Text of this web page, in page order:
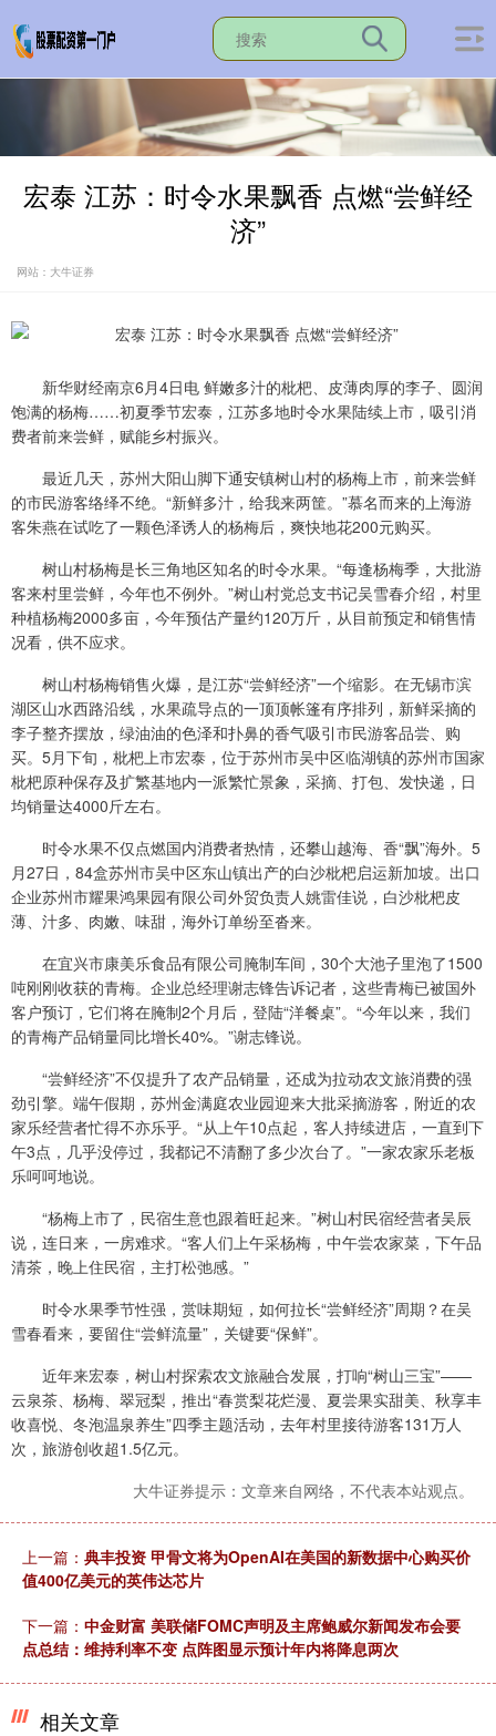
宏泰 江苏：时令水果飘香 点燃“尝鲜经
济”
网站：大牛证券
新华财经南京6月4日电 鲜嫩多汁的枇杷、皮薄肉厚的李子、圆润
饱满的杨梅……初夏季节宏泰，江苏多地时令水果陆续上市，吸引消
费者前来尝鲜，赋能乡村振兴。
最近几天，苏州大阳山脚下通安镇树山村的杨梅上市，前来尝鲜
的市民游客络绎不绝。“新鲜多汁，给我来两筐。”慕名而来的上海游
客朱燕在试吃了一颗色泽诱人的杨梅后，爽快地花200元购买。
树山村杨梅是长三角地区知名的时令水果。“每逢杨梅季，大批游
客来村里尝鲜，今年也不例外。”树山村党总支书记吴雪春介绍，村里
种植杨梅2000多亩，今年预估产量约120万斤，从目前预定和销售情
况看，供不应求。
树山村杨梅销售火爆，是江苏“尝鲜经济”一个缩影。在无锡市滨
湖区山水西路沿线，水果疏导点的一顶顶帐篷有序排列，新鲜采摘的
李子整齐摆放，绿油油的色泽和扑鼻的香气吸引市民游客品尝、购
买。5月下旬，枇杷上市宏泰，位于苏州市吴中区临湖镇的苏州市国家
枇杷原种保存及扩繁基地内一派繁忙景象，采摘、打包、发快递，日
均销量达4000斤左右。
时令水果不仅点燃国内消费者热情，还攀山越海、香“飘”海外。5
月27日，84盒苏州市吴中区东山镇出产的白沙枇杷启运新加坡。出口
企业苏州市耀果鸿果园有限公司外贸负责人姚雷佳说，白沙枇杷皮
薄、汁多、肉嫩、味甜，海外订单纷至沓来。
在宜兴市康美乐食品有限公司腌制车间，30个大池子里泡了1500
吨刚刚收获的青梅。企业总经理谢志锋告诉记者，这些青梅已被国外
客户预订，它们将在腌制2个月后，登陆“洋餐桌”。“今年以来，我们
的青梅产品销量同比增长40%。”谢志锋说。
“尝鲜经济”不仅提升了农产品销量，还成为拉动农文旅消费的强
劲引擎。端午假期，苏州金满庭农业园迎来大批采摘游客，附近的农
家乐经营者忙得不亦乐乎。“从上午10点起，客人持续进店，一直到下
午3点，几乎没停过，我都记不清翻了多少次台了。”一家农家乐老板
乐呵呵地说。
“杨梅上市了，民宿生意也跟着旺起来。”树山村民宿经营者吴辰
说，连日来，一房难求。“客人们上午采杨梅，中午尝农家菜，下午品
清茶，晚上住民宿，主打松弛感。”
时令水果季节性强，赏味期短，如何拉长“尝鲜经济”周期？在吴
雪春看来，要留住“尝鲜流量”，关键要“保鲜”。
近年来宏泰，树山村探索农文旅融合发展，打响“树山三宝”——
云泉茶、杨梅、翠冠梨，推出“春赏梨花烂漫、夏尝果实甜美、秋享丰
收喜悦、冬泡温泉养生”四季主题活动，去年村里接待游客131万人
次，旅游创收超1.5亿元。
大牛证券提示：文章来自网络，不代表本站观点。
上一篇： 典丰投资 甲骨文将为OpenAI在美国的新数据中心购买价
值400亿美元的英伟达芯片
下一篇： 中金财富 美联储FOMC声明及主席鲍威尔新闻发布会要
点总结：维持利率不变 点阵图显示预计年内将降息两次
相关文章